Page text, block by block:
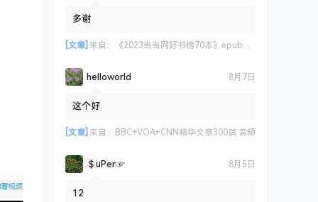
多谢
[文章] 来自： 《2023当当网好书榜70本》epub+azw3+mobi格式
helloworld 8月7日
这个好
[文章] 来自： BBC+VOA+CNN精华文章300篇 音频
＄uΡer☞ 8月5日
12